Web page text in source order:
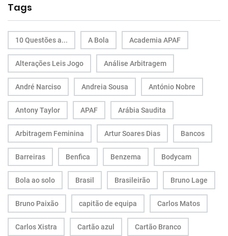
Tags
10 Questões a... A Bola Academia APAF
Alterações Leis Jogo Análise Arbitragem
André Narciso Andreia Sousa António Nobre
Antony Taylor APAF Arábia Saudita
Arbitragem Feminina Artur Soares Dias Bancos
Barreiras Benfica Benzema Bodycam
Bola ao solo Brasil Brasileirão Bruno Lage
Bruno Paixão capitão de equipa Carlos Matos
Carlos Xistra Cartão azul Cartão Branco